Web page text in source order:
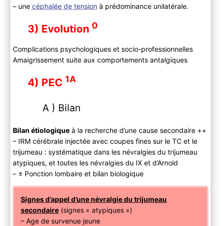
– une céphalée de tension à prédominance unilatérale.
3) Evolution 0
Complications psychologiques et socio-professionnelles
Amaigrissement suite aux comportements antalgiques
4) PEC 1A
A ) Bilan
Bilan étiologiqueà la recherche d’une cause secondaire ++
– IRM cérébrale injectée avec coupes fines sur le TC et le
trijumeau : systématique dans les névralgies du trijumeau
atypiques, et toutes les névralgies du IX et d’Arnold
– ± Ponction lombaire et bilan biologique
Signes d’appel d’une névralgie du trijumeau
secondaire(signes « atypiques »)
– Age de survenue jeune